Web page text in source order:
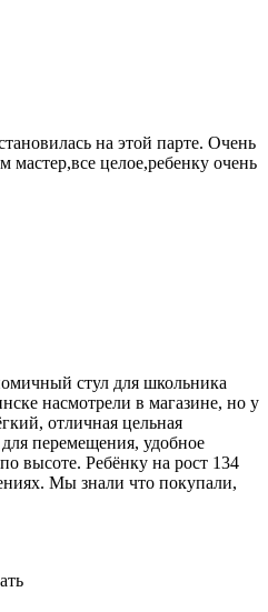
на этой парте. Очень
мастер,все целое,ребенку очень
стул для школьника
насмотрели в магазине, но у
отличная цельная
перемещения, удобное
высоте. Ребёнку на рост 134
Мы знали что покупали,